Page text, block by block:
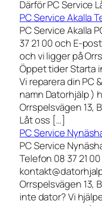
Därför PC Service
PC Service Akalla
PC Service Akalla
37 21 00 och E-
och vi ligger på
Öppet tider Starta
Vi reparera din PC
namn Datorhjälp )
Orrspelsvägen 13,
Låt oss […]
PC Service
PC Service
Telefon 08 37 21
Orrspelsvägen 13,
inte dator? Vi